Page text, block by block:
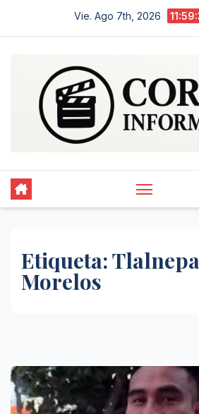
Vie. Ago 7th, 2026
Etiqueta:
Morelos